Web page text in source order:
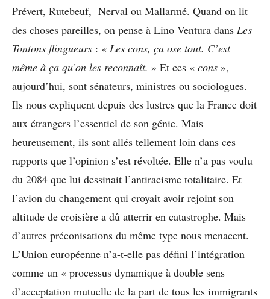
Prévert, Rutebeuf, Nerval ou Mallarmé. Quand on lit
des choses pareilles, on pense à Lino Ventura dans Les
Tontons flingueurs : « Les cons, ça ose tout. C’est
même à ça qu’on les reconnaît. » Et ces « cons »,
aujourd’hui, sont sénateurs, ministres ou sociologues.
Ils nous expliquent depuis des lustres que la France doit
aux étrangers l’essentiel de son génie. Mais
heureusement, ils sont allés tellement loin dans ces
rapports que l’opinion s’est révoltée. Elle n’a pas voulu
du 2084 que lui dessinait l’antiracisme totalitaire. Et
l’avion du changement qui croyait avoir rejoint son
altitude de croisière a dû atterrir en catastrophe. Mais
d’autres préconisations du même type nous menacent.
L’Union européenne n’a-t-elle pas défini l’intégration
comme un « processus dynamique à double sens
d’acceptation mutuelle de la part de tous les immigrants